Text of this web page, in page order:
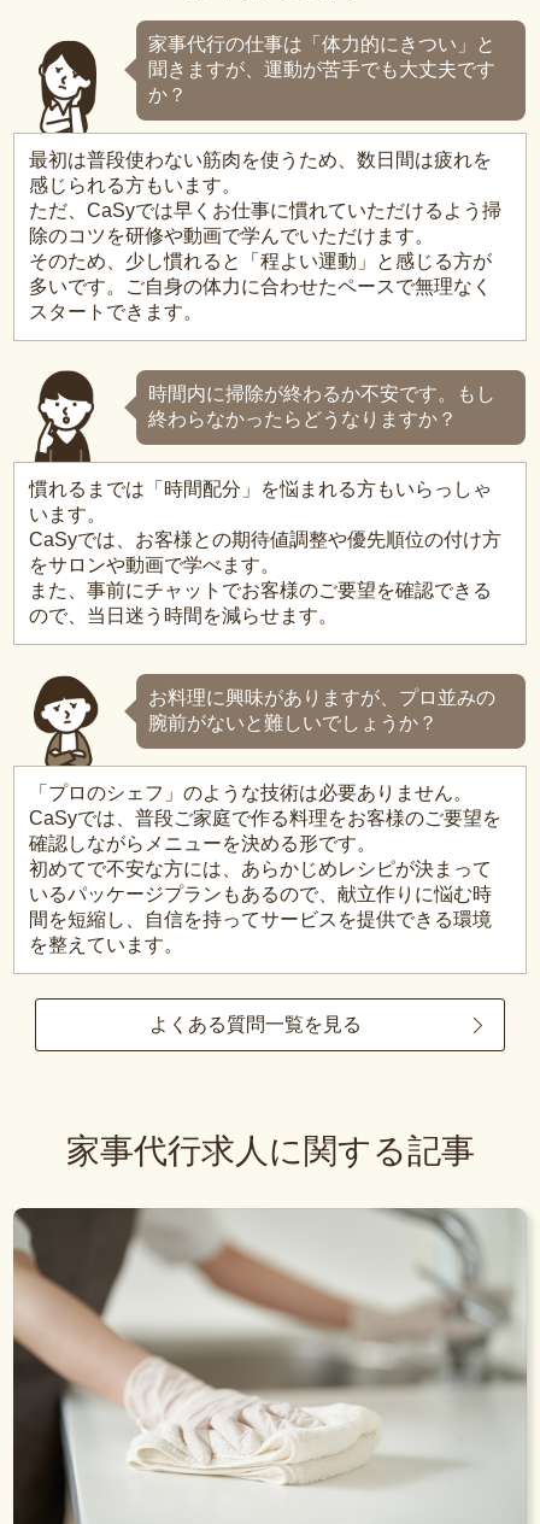
家事代行の仕事は「体力的にきつい」と
聞きますが、運動が苦手でも大丈夫です
か？
最初は普段使わない筋肉を使うため、数日間は疲れを
感じられる方もいます。
ただ、CaSyでは早くお仕事に慣れていただけるよう掃
除のコツを研修や動画で学んでいただけます。
そのため、少し慣れると「程よい運動」と感じる方が
多いです。ご自身の体力に合わせたペースで無理なく
スタートできます。
時間内に掃除が終わるか不安です。もし
終わらなかったらどうなりますか？
慣れるまでは「時間配分」を悩まれる方もいらっしゃ
います。
CaSyでは、お客様との期待値調整や優先順位の付け方
をサロンや動画で学べます。
また、事前にチャットでお客様のご要望を確認できる
ので、当日迷う時間を減らせます。
お料理に興味がありますが、プロ並みの
腕前がないと難しいでしょうか？
「プロのシェフ」のような技術は必要ありません。
CaSyでは、普段ご家庭で作る料理をお客様のご要望を
確認しながらメニューを決める形です。
初めてで不安な方には、あらかじめレシピが決まって
いるパッケージプランもあるので、献立作りに悩む時
間を短縮し、自信を持ってサービスを提供できる環境
を整えています。
よくある質問一覧を見る
家事代行求人に関する記事